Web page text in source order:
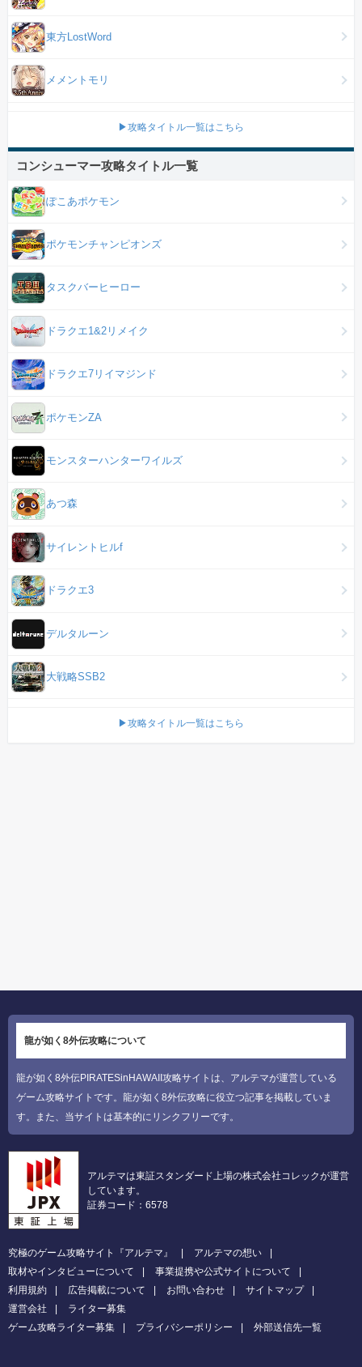
東方LostWord
メメントモリ
▶攻略タイトル一覧はこちら
コンシューマー攻略タイトル一覧
ぽこあポケモン
ポケモンチャンピオンズ
タスクバーヒーロー
ドラクエ1&2リメイク
ドラクエ7リイマジンド
ポケモンZA
モンスターハンターワイルズ
あつ森
サイレントヒルf
ドラクエ3
デルタルーン
大戦略SSB2
▶攻略タイトル一覧はこちら
龍が如く8外伝攻略について
龍が如く8外伝PIRATESinHAWAII攻略サイトは、アルテマが運営している
ゲーム攻略サイトです。龍が如く8外伝攻略に役立つ記事を掲載していま
す。また、当サイトは基本的にリンクフリーです。
アルテマは東証スタンダード上場の株式会社コレックが運営
しています。
証券コード：6578
究極のゲーム攻略サイト『アルテマ』
アルテマの想い
取材やインタビューについて
事業提携や公式サイトについて
利用規約
広告掲載について お問い合わせ
サイトマップ
運営会社
ライター募集
ゲーム攻略ライター募集
プライバシーポリシー 外部送信先一覧